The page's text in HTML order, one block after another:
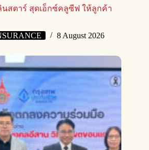
สตาร์ สุดเอ็กซ์คลูซีฟ ให้ลูกค้า
8 August 2026